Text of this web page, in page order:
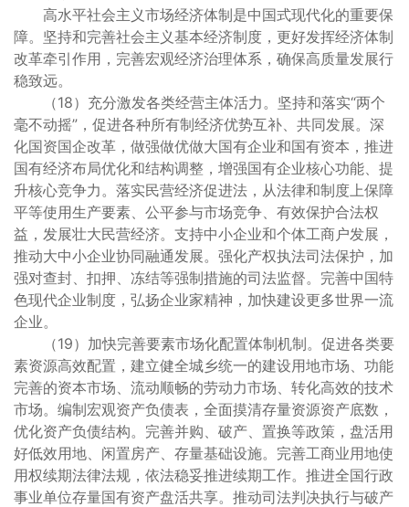
高水平社会主义市场经济体制是中国式现代化的重要保
障。坚持和完善社会主义基本经济制度，更好发挥经济体制
改革牵引作用，完善宏观经济治理体系，确保高质量发展行
稳致远。
（18）充分激发各类经营主体活力。坚持和落实“两个
毫不动摇”，促进各种所有制经济优势互补、共同发展。深
化国资国企改革，做强做优做大国有企业和国有资本，推进
国有经济布局优化和结构调整，增强国有企业核心功能、提
升核心竞争力。落实民营经济促进法，从法律和制度上保障
平等使用生产要素、公平参与市场竞争、有效保护合法权
益，发展壮大民营经济。支持中小企业和个体工商户发展，
推动大中小企业协同融通发展。强化产权执法司法保护，加
强对查封、扣押、冻结等强制措施的司法监督。完善中国特
色现代企业制度，弘扬企业家精神，加快建设更多世界一流
企业。
（19）加快完善要素市场化配置体制机制。促进各类要
素资源高效配置，建立健全城乡统一的建设用地市场、功能
完善的资本市场、流动顺畅的劳动力市场、转化高效的技术
市场。编制宏观资产负债表，全面摸清存量资源资产底数，
优化资产负债结构。完善并购、破产、置换等政策，盘活用
好低效用地、闲置房产、存量基础设施。完善工商业用地使
用权续期法律法规，依法稳妥推进续期工作。推进全国行政
事业单位存量国有资产盘活共享。推动司法判决执行与破产